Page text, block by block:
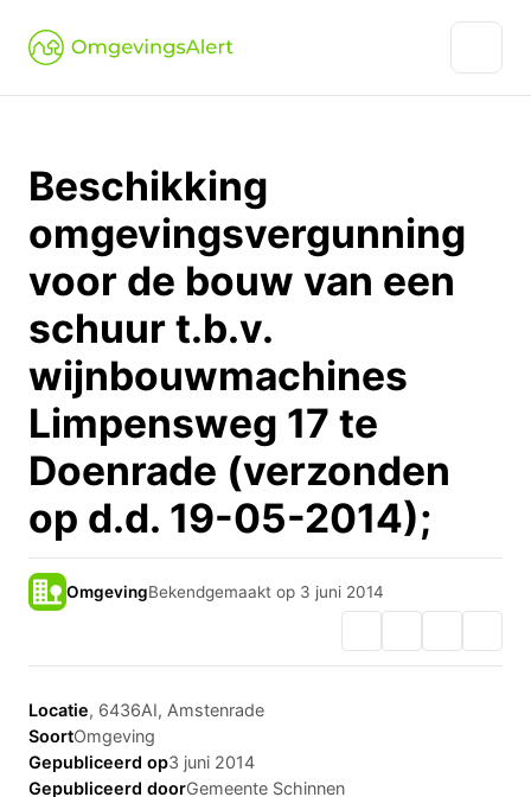
Beschikking
omgevingsvergunning
voor de bouw van een
schuur t.b.v.
wijnbouwmachines
Limpensweg 17 te
Doenrade (verzonden
op d.d. 19-05-2014);
OmgevingBekendgemaakt op 3 juni 2014
Locatie, 6436AI, Amstenrade
SoortOmgeving
Gepubliceerd op3 juni 2014
Gepubliceerd doorGemeente Schinnen